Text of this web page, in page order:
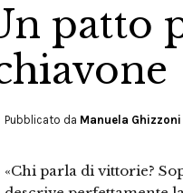
patto
Pubblicato da Manuela Ghizzoni
«Chi parla di vittorie?